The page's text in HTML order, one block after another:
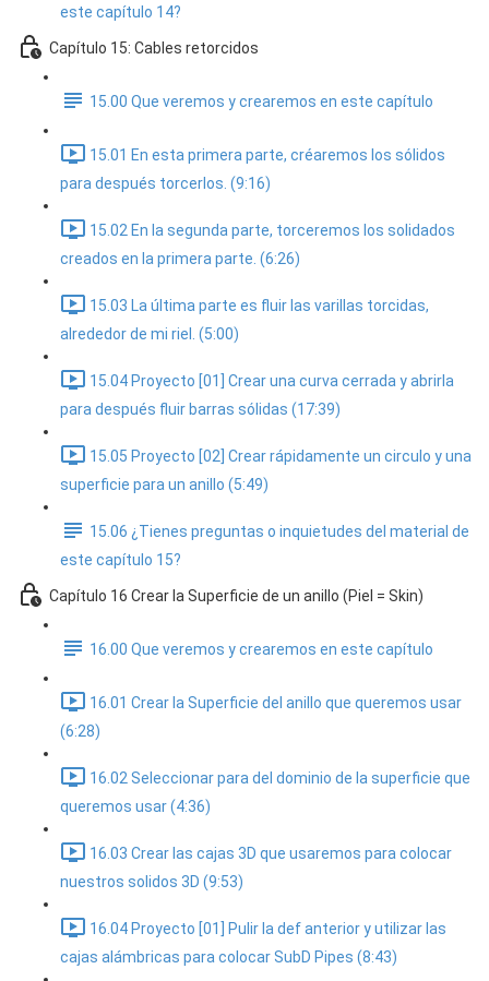
este capítulo 14?
Capítulo 15: Cables retorcidos
15.00 Que veremos y crearemos en este capítulo
15.01 En esta primera parte, créaremos los sólidos
para después torcerlos. (9:16)
15.02 En la segunda parte, torceremos los solidados
creados en la primera parte. (6:26)
15.03 La última parte es fluir las varillas torcidas,
alrededor de mi riel. (5:00)
15.04 Proyecto [01] Crear una curva cerrada y abrirla
para después fluir barras sólidas (17:39)
15.05 Proyecto [02] Crear rápidamente un circulo y una
superficie para un anillo (5:49)
15.06 ¿Tienes preguntas o inquietudes del material de
este capítulo 15?
Capítulo 16 Crear la Superficie de un anillo (Piel = Skin)
16.00 Que veremos y crearemos en este capítulo
16.01 Crear la Superficie del anillo que queremos usar
(6:28)
16.02 Seleccionar para del dominio de la superficie que
queremos usar (4:36)
16.03 Crear las cajas 3D que usaremos para colocar
nuestros solidos 3D (9:53)
16.04 Proyecto [01] Pulir la def anterior y utilizar las
cajas alámbricas para colocar SubD Pipes (8:43)